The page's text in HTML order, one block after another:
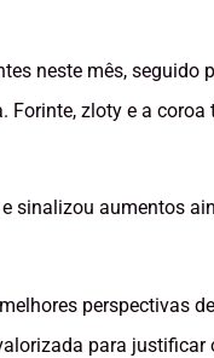
neste mês, seguido
zloty e a coroa
sinalizou aumentos
perspectivas
para justificar